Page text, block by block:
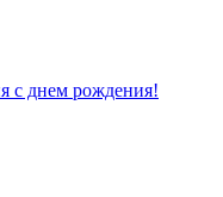
с днем рождения!